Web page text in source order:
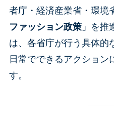
者庁・経済産業省・環境
ファッション政策」を推
は、各省庁が行う具体的
日常でできるアクション
す。